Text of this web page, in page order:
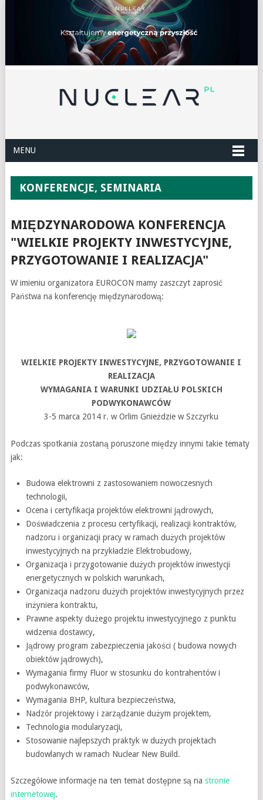
MENU
KONFERENCJE, SEMINARIA
MIĘDZYNARODOWA KONFERENCJA
"WIELKIE PROJEKTY INWESTYCYJNE,
PRZYGOTOWANIE I REALIZACJA"
W imieniu organizatora EUROCON mamy zaszczyt zaprosić
Państwa na konferencję międzynarodową:
WIELKIE PROJEKTY INWESTYCYJNE, PRZYGOTOWANIE I
REALIZACJA
WYMAGANIA I WARUNKI UDZIAŁU POLSKICH
PODWYKONAWCÓW
3-5 marca 2014 r. w Orlim Gnieździe w Szczyrku
Podczas spotkania zostaną poruszone między innymi takie tematy
jak:
Budowa elektrowni z zastosowaniem nowoczesnych
technologii,
Ocena i certyfikacja projektów elektrowni jądrowych,
Doświadczenia z procesu certyfikacji, realizacji kontraktów,
nadzoru i organizacji pracy w ramach dużych projektów
inwestycyjnych na przykładzie Elektrobudowy,
Organizacja i przygotowanie dużych projektów inwestycji
energetycznych w polskich warunkach,
Organizacja nadzoru dużych projektów inwestycyjnych przez
inżyniera kontraktu,
Prawne aspekty dużego projektu inwestycyjnego z punktu
widzenia dostawcy,
Jądrowy program zabezpieczenia jakości ( budowa nowych
obiektów jądrowych),
Wymagania firmy Fluor w stosunku do kontrahentów i
podwykonawców,
Wymagania BHP, kultura bezpieczeństwa,
Nadzór projektowy i zarządzanie dużym projektem,
Technologia modularyzacji,
Stosowanie najlepszych praktyk w dużych projektach
budowlanych w ramach Nuclear New Build.
Szczegółowe informacje na ten temat dostępne są na stronie
internetowej.